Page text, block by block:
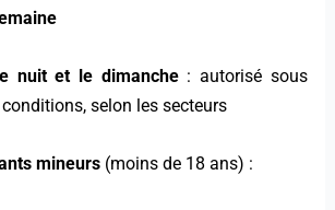
nuit et le dimanche: autorisé sous
selon les secteurs
mineurs (moins de 18 ans) :